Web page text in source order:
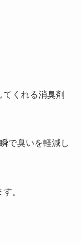
くれる消臭剤
で臭いを軽減し
。